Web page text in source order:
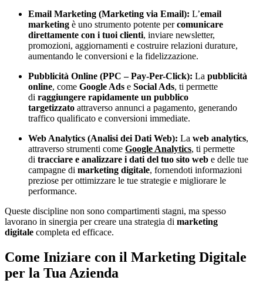
Email Marketing (Marketing via Email): L’email
marketing è uno strumento potente percomunicare
direttamente con i tuoi clienti, inviare newsletter,
promozioni, aggiornamenti e costruire relazioni durature,
aumentando le conversioni e la fidelizzazione.
Pubblicità Online (PPC – Pay-Per-Click): La pubblicità
online, come Google Ads e Social Ads, ti permette
di raggiungere rapidamente un pubblico
targetizzato attraverso annunci a pagamento, generando
traffico qualificato e conversioni immediate.
Web Analytics (Analisi dei Dati Web): La web analytics,
attraverso strumenti come Google Analytics, ti permette
di tracciare e analizzare i dati del tuo sito web e delle tue
campagne di marketing digitale, fornendoti informazioni
preziose per ottimizzare le tue strategie e migliorare le
performance.
Queste discipline non sono compartimenti stagni, ma spesso
lavorano in sinergia per creare una strategia di marketing
digitale completa ed efficace.
Come Iniziare con il Marketing Digitale
per la Tua Azienda